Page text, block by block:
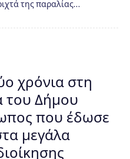
της παραλίας…
χρόνια στη
του Δήμου
που έδωσε
μεγάλα